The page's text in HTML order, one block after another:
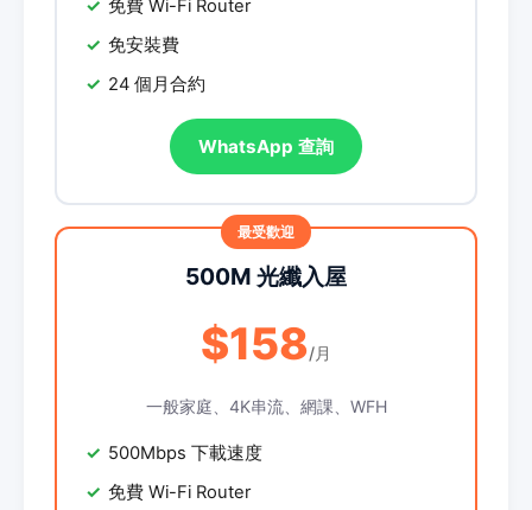
免費 Wi-Fi Router
免安裝費
24 個月合約
WhatsApp 查詢
500M 光纖入屋
$158/月
一般家庭、4K串流、網課、WFH
500Mbps 下載速度
免費 Wi-Fi Router